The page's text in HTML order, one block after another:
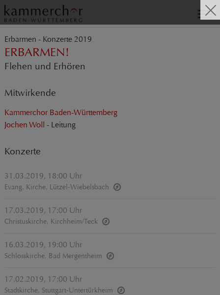
Erbarmen - Konzerte 2019
ERBARMEN!
Flehen und Erhören
Mitwirkende
Kammerchor Baden-Württemberg
Jochen Woll - Leitung
Konzerte
31.03.2019, 18:00 Uhr
Evang. Kirche, Lützel-Wiebelsbach
17.03.2019, 17:00 Uhr
Christuskirche, Kirchheim/Teck
16.03.2019, 19:00 Uhr
Schlosskirche, Bad Mergentheim
17.02.2019, 17:00 Uhr
Stadtkirche, Stuttgart-Untertürkheim